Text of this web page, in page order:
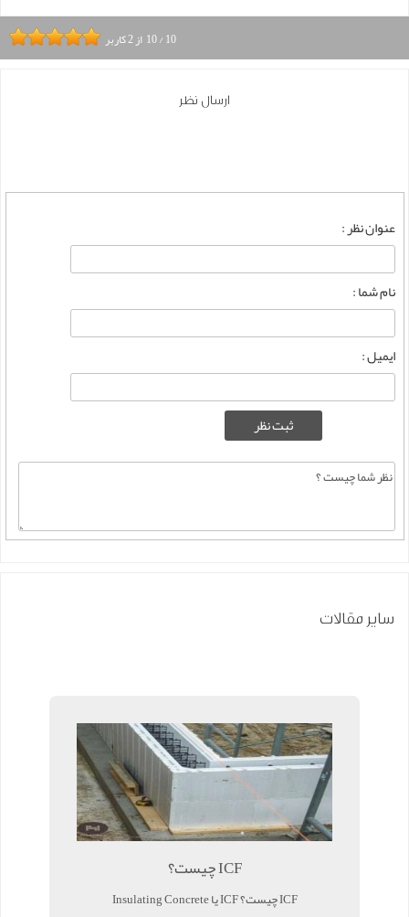
10/10 از2کاربر
ارسال نظر
عنوان نظر :
نام شما :
ایمیل :
سایر مقالات
ICF چیست؟
ICF چیست؟ ICF یا Insulating Concrete